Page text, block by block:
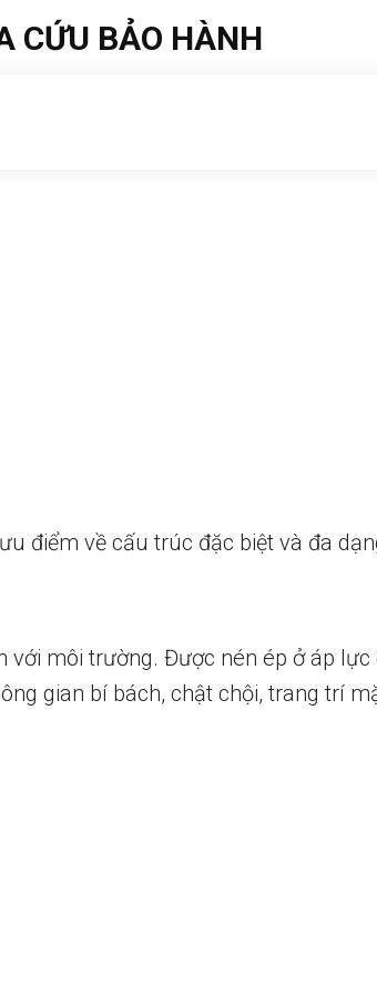
CỨU BẢO HÀNH
điểm về cấu trúc đặc biệt và đa
môi trường. Được nén ép ở áp
gian bí bách, chật chội, trang trí